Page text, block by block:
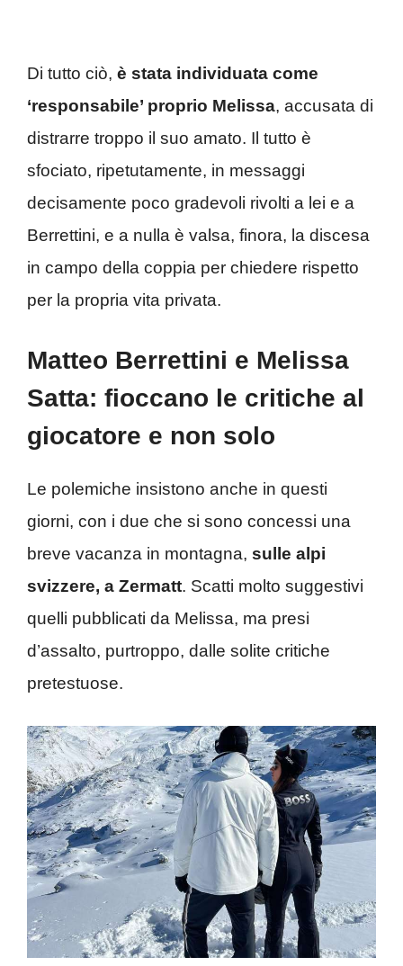
Di tutto ciò, è stata individuata come
‘responsabile’ proprio Melissa, accusata di
distrarre troppo il suo amato. Il tutto è
sfociato, ripetutamente, in messaggi
decisamente poco gradevoli rivolti a lei e a
Berrettini, e a nulla è valsa, finora, la discesa
in campo della coppia per chiedere rispetto
per la propria vita privata.
Matteo Berrettini e Melissa
Satta: fioccano le critiche al
giocatore e non solo
Le polemiche insistono anche in questi
giorni, con i due che si sono concessi una
breve vacanza in montagna, sulle alpi
svizzere, a Zermatt. Scatti molto suggestivi
quelli pubblicati da Melissa, ma presi
d’assalto, purtroppo, dalle solite critiche
pretestuose.